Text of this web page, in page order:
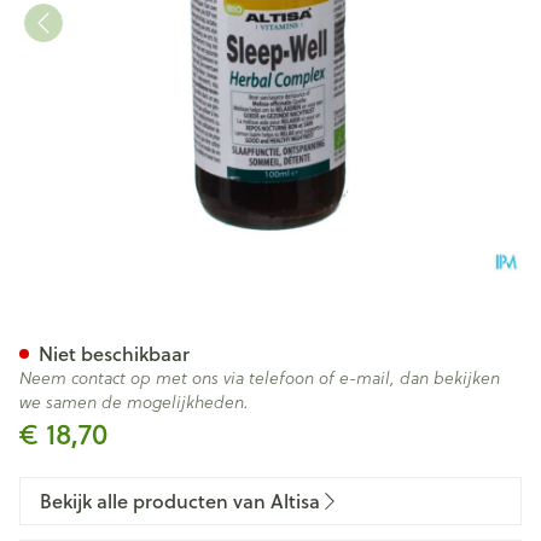
€ 18,70
Niet beschikbaar
Neem contact op met ons via telefoon of e-mail, dan bekijken
we samen de mogelijkheden.
Bekijk alle producten van Altisa